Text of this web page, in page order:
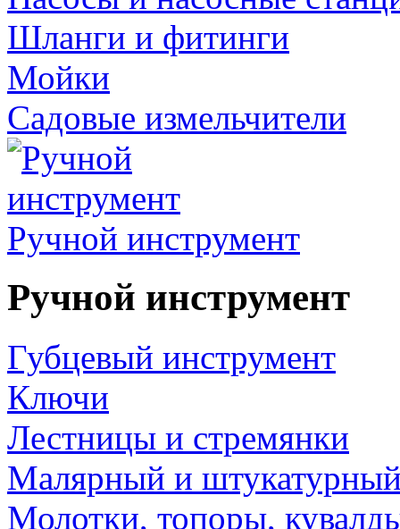
Шланги и фитинги
Мойки
Садовые измельчители
Ручной инструмент
Ручной инструмент
Губцевый инструмент
Ключи
Лестницы и стремянки
Малярный и
Молотки, топоры,